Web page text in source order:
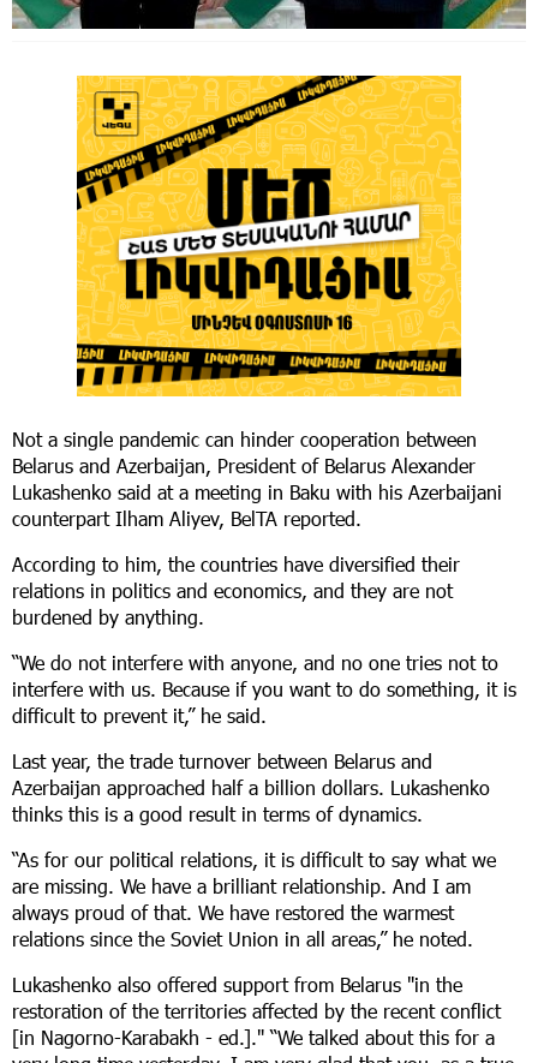
Not a single pandemic can hinder cooperation between
Belarus and Azerbaijan, President of Belarus Alexander
Lukashenko said at a meeting in Baku with his Azerbaijani
counterpart Ilham Aliyev, BelTA reported.
According to him, the countries have diversified their
relations in politics and economics, and they are not
burdened by anything.
“We do not interfere with anyone, and no one tries not to
interfere with us. Because if you want to do something, it is
difficult to prevent it,” he said.
Last year, the trade turnover between Belarus and
Azerbaijan approached half a billion dollars. Lukashenko
thinks this is a good result in terms of dynamics.
“As for our political relations, it is difficult to say what we
are missing. We have a brilliant relationship. And I am
always proud of that. We have restored the warmest
relations since the Soviet Union in all areas,” he noted.
Lukashenko also offered support from Belarus "in the
restoration of the territories affected by the recent conflict
[in Nagorno-Karabakh - ed.]." “We talked about this for a